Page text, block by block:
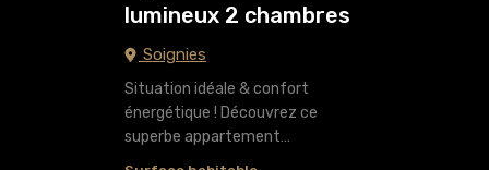
lumineux 2 chambres
Soignies
Situation idéale & confort
énergétique ! Découvrez ce
superbe appartement…